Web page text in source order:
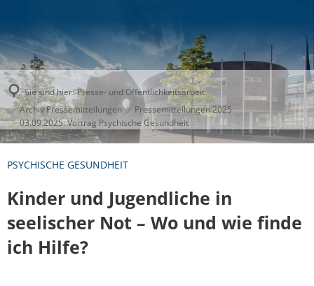
Sie sind hier: Presse- und Öffentlichkeitsarbeit
Archiv Pressemitteilungen
Pressemitteilungen 2025
03.09.2025: Vortrag Psychische Gesundheit
PSYCHISCHE GESUNDHEIT
Kinder und Jugendliche in
seelischer Not – Wo und wie finde
ich Hilfe?